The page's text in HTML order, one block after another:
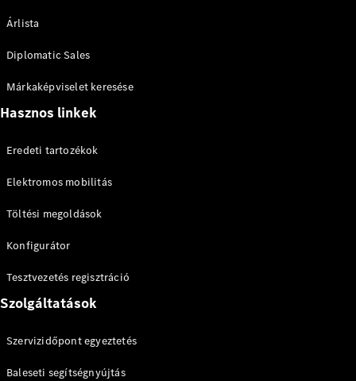
Árlista
Diplomatic Sales
Márkaképviselet keresése
Hasznos linkek
Eredeti tartozékok
Elektromos mobilitás
Töltési megoldások
Konfigurátor
Tesztvezetés regisztráció
Szolgáltatások
Szervizidőpont egyeztetés
Baleseti segítségnyújtás